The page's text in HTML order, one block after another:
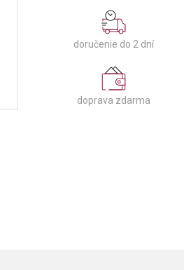
doručenie do 2 dní
doprava zdarma